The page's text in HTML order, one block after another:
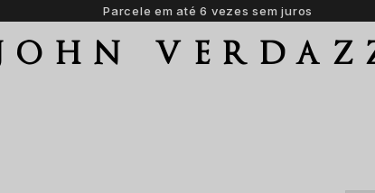
Parcele em até 6 vezes sem juros
JOHN